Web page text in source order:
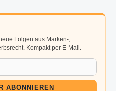
Folgen aus Marken-,
Kompakt per E-Mail.
ABONNIEREN